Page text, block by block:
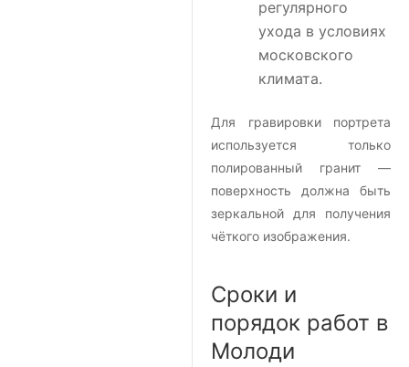
регулярного
ухода в условиях
московского
климата.
Для гравировки портрета
используется только
полированный гранит —
поверхность должна быть
зеркальной для получения
чёткого изображения.
Сроки и
порядок работ в
Молоди